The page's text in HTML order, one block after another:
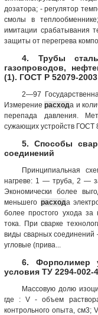
дозатора; - регулятор
смолы в
имитации срабатывания
защиты от перегрева
4. Трубы
газопроводов,
(1). ГОСТ Р 52079-2003
2—97
Измерениерасхода и
перепада давления.
сужающих устройств ГОСТ
5. Способы
соединений
Принципиальная
нагреве: 1 — труба, 2 —
Экономически более
меньшего расхода
более простого ухода
тока. При сварке
виды сварных
угловые (прива...
6. Форполимер
условия ТУ 2294-002-
Массовую долю
где : V - объем
контрольного опыта, см3;